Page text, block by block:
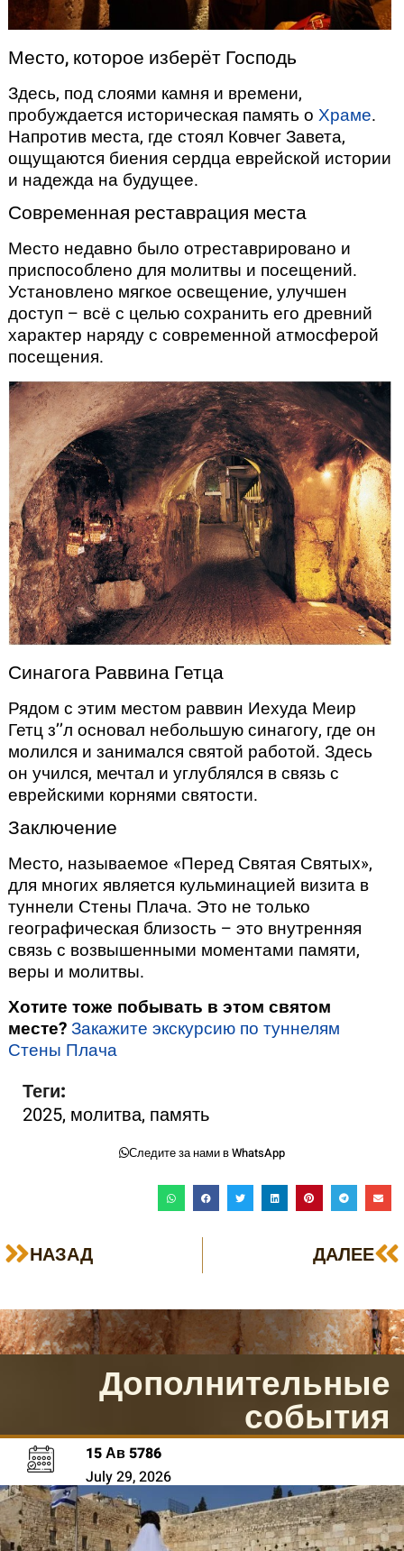
Место, которое изберёт Господь
Здесь, под слоями камня и времени,
пробуждается историческая память о Храме.
Напротив места, где стоял Ковчег Завета,
ощущаются биения сердца еврейской истории
и надежда на будущее.
Современная реставрация места
Место недавно было отреставрировано и
приспособлено для молитвы и посещений.
Установлено мягкое освещение, улучшен
доступ – всё с целью сохранить его древний
характер наряду с современной атмосферой
посещения.
Синагога Раввина Гетца
Рядом с этим местом раввин Иехуда Меир
Гетц з’’л основал небольшую синагогу, где он
молился и занимался святой работой. Здесь
он учился, мечтал и углублялся в связь с
еврейскими корнями святости.
Заключение
Место, называемое «Перед Святая Святых»,
для многих является кульминацией визита в
туннели Стены Плача. Это не только
географическая близость – это внутренняя
связь с возвышенными моментами памяти,
веры и молитвы.
Хотите тоже побывать в этом святом
месте?Закажите экскурсию по туннелям
Стены Плача
Теги:
2025, молитва, память
Следите за нами в WhatsApp
НАЗАД ДАЛЕЕ
Дополнительные
события
15 Ав 5786
July 29, 2026